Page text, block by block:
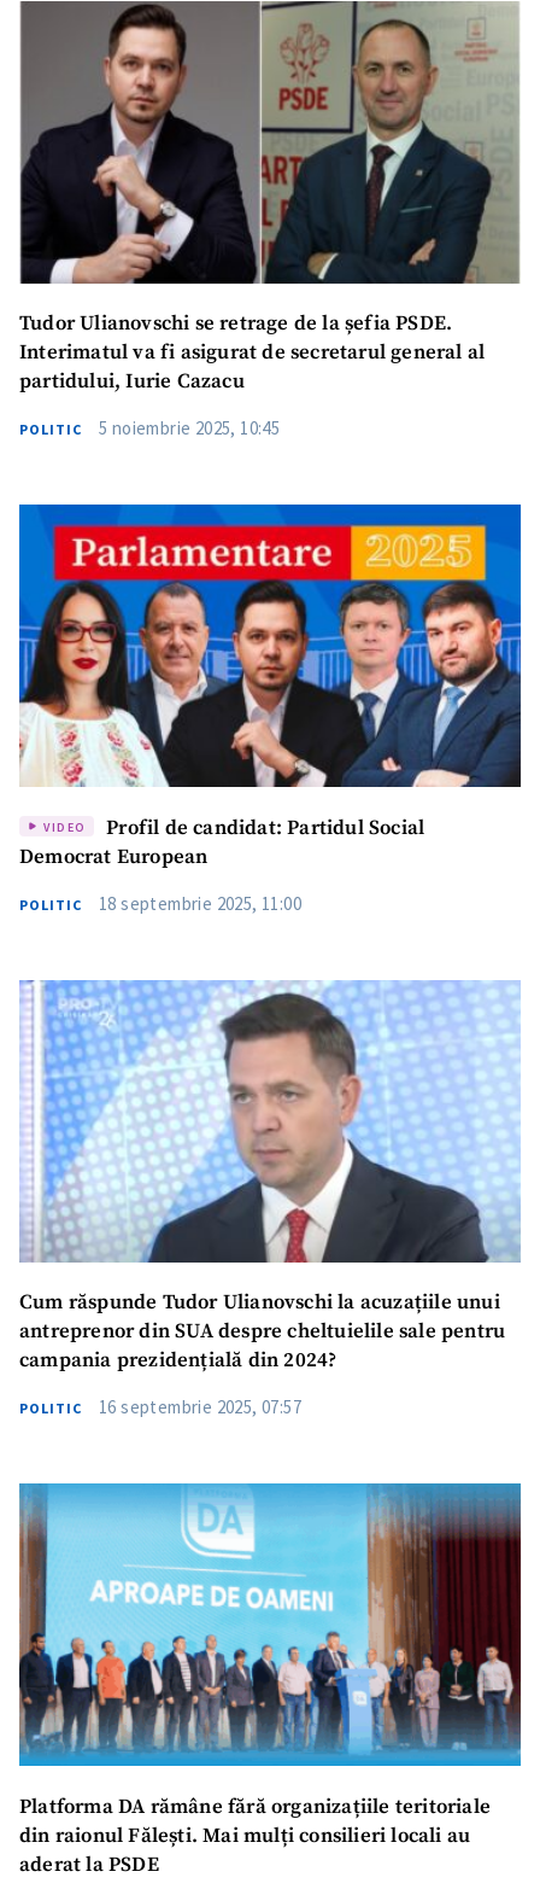
Tudor Ulianovschi se retrage de la șefia PSDE.
Interimatul va fi asigurat de secretarul general al
partidului, Iurie Cazacu
POLITIC 5 noiembrie 2025, 10:45
VIDEO
Profil de candidat: Partidul Social
Democrat European
POLITIC 18 septembrie 2025, 11:00
Cum răspunde Tudor Ulianovschi la acuzațiile unui
antreprenor din SUA despre cheltuielile sale pentru
campania prezidențială din 2024?
POLITIC 16 septembrie 2025, 07:57
Platforma DA rămâne fără organizațiile teritoriale
din raionul Fălești. Mai mulți consilieri locali au
aderat la PSDE